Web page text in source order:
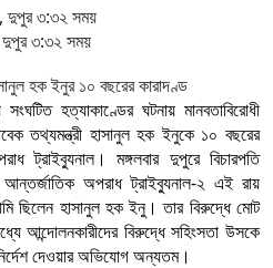
৩:৩২ সময়
৩:৩২ সময়
হত্যাকাণ্ডের ঘটনায় মানবতাবিরোধী
তথ্যমন্ত্রী হাসানুল হক ইনুকে ১০ বছরের
ট্রাইব্যুনাল। মঙ্গলবার দুপুরে বিচারপতি
অপরাধ ট্রাইব্যুনাল-২ এই রায়
ছিলেন হাসানুল হক ইনু। তার বিরুদ্ধে মোট
আন্দোলনকারীদের বিরুদ্ধে সহিংসতা উসকে
দেওয়ার অভিযোগ অন্যতম।